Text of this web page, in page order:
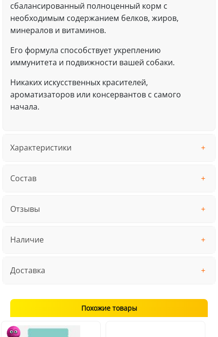
сбалансированный полноценный корм с
необходимым содержанием белков, жиров,
минералов и витаминов.
Его формула способствует укреплению
иммунитета и подвижности вашей собаки.
Никаких искусственных красителей,
ароматизаторов или консервантов с самого
начала.
Характеристики
Состав
Отзывы
Наличие
Доставка
Похожие товары